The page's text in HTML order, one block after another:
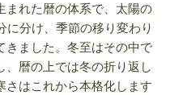
まれた暦の体系で、太陽の
に分け、季節の移り変わり
きました。冬至はその中で
、暦の上では冬の折り返し
さはこれから本格化します